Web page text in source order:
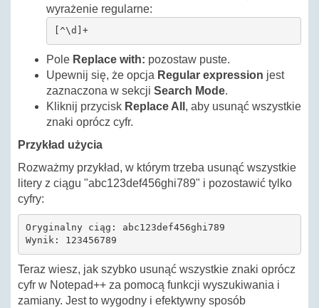
wyrażenie regularne:
[^\d]+
Pole Replace with: pozostaw puste.
Upewnij się, że opcja Regular expression jest
zaznaczona w sekcji Search Mode.
Kliknij przycisk Replace All , aby usunąć wszystkie
znaki oprócz cyfr.
Przykład użycia
Rozważmy przykład, w którym trzeba usunąć wszystkie
litery z ciągu "abc123def456ghi789" i pozostawić tylko
cyfry:
Oryginalny ciąg: abc123def456ghi789
Wynik: 123456789
Teraz wiesz, jak szybko usunąć wszystkie znaki oprócz
cyfr w Notepad++ za pomocą funkcji wyszukiwania i
zamiany. Jest to wygodny i efektywny sposób